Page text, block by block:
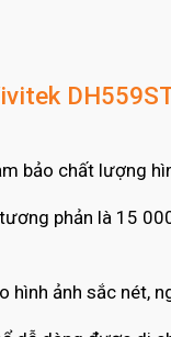
bảo chất lượng
phản là 15
ảnh sắc nét,